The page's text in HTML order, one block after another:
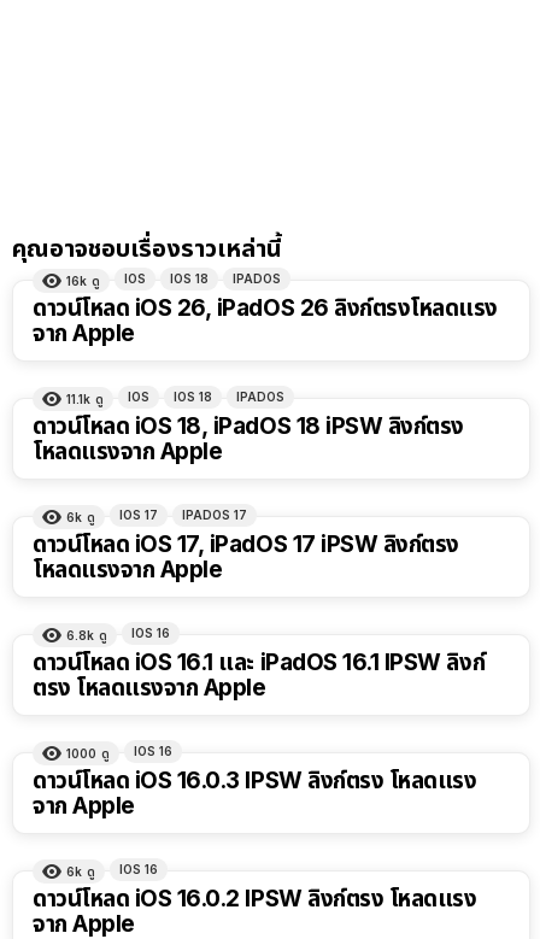
คุณอาจชอบเรื่องราวเหล่านี้
16k ดู IOS IOS 18 IPADOS
ดาวน์โหลด iOS 26, iPadOS 26 ลิงก์ตรงโหลดแรง
จาก Apple
11.1k ดู IOS IOS 18 IPADOS
ดาวน์โหลด iOS 18, iPadOS 18 iPSW ลิงก์ตรง
โหลดแรงจาก Apple
6k ดู IOS 17 IPADOS 17
ดาวน์โหลด iOS 17, iPadOS 17 iPSW ลิงก์ตรง
โหลดแรงจาก Apple
6.8k ดู IOS 16
ดาวน์โหลด iOS 16.1 และ iPadOS 16.1 IPSW ลิงก์
ตรง โหลดแรงจาก Apple
1000 ดู IOS 16
ดาวน์โหลด iOS 16.0.3 IPSW ลิงก์ตรง โหลดแรง
จาก Apple
6k ดู IOS 16
ดาวน์โหลด iOS 16.0.2 IPSW ลิงก์ตรง โหลดแรง
จาก Apple